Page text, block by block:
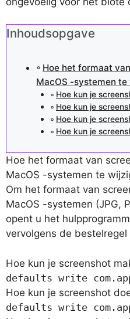
Inhoudsopgave
Hoe het formaat
MacOS -systemen te
Hoe kun je
Hoe kun je
Hoe kun je
Hoe kun je
Hoe het formaat van
MacOS -systemen te
Om het formaat van
MacOS -systemen (JPG,
opent u het
vervolgens de
Hoe kun je screenshot
defaults write
Hoe kun je screenshot
defaults write